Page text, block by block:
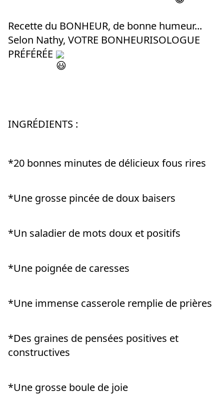
Recette du BONHEUR, de bonne humeur...
Selon Nathy, VOTRE BONHEURISOLOGUE
PRÉFÉRÉE
INGRÉDIENTS :
*20 bonnes minutes de délicieux fous rires
*Une grosse pincée de doux baisers
*Un saladier de mots doux et positifs
*Une poignée de caresses
*Une immense casserole remplie de prières
*Des graines de pensées positives et
constructives
*Une grosse boule de joie